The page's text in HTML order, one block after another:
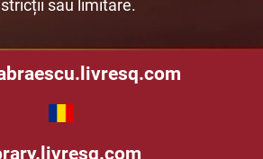
sau limitare.